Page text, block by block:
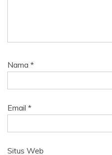
Nama *
Email *
Situs Web